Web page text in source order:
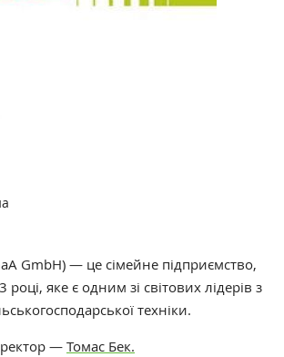
GmbH) — це сімейне підприємство,
яке є одним зі світових лідерів з
техніки.
— Томас Бек.